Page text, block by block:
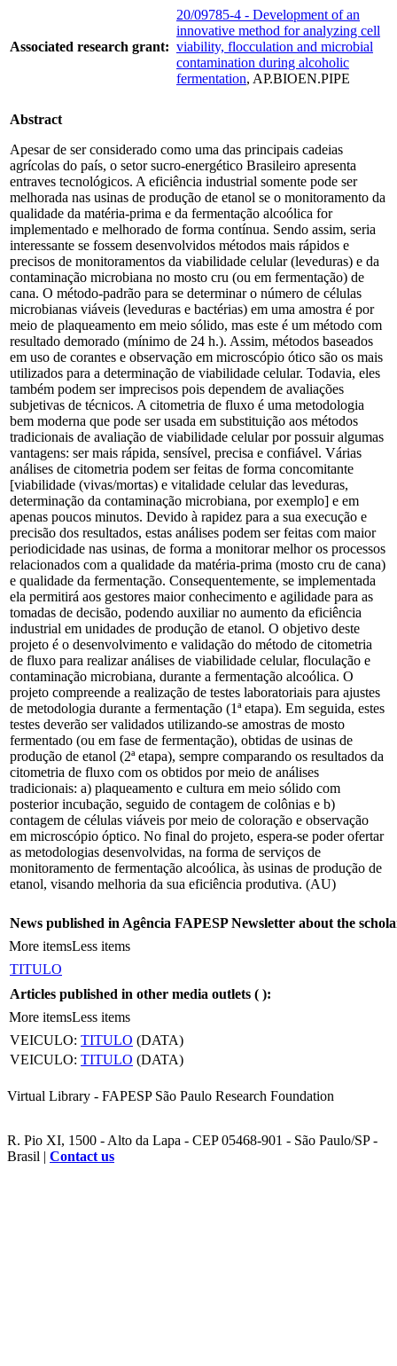
Associated research grant:
20/09785-4 - Development of an
innovative method for analyzing cell
viability, flocculation and microbial
contamination during alcoholic
fermentation, AP.BIOEN.PIPE
Abstract
Apesar de ser considerado como uma das principais cadeias
agrícolas do país, o setor sucro-energético Brasileiro apresenta
entraves tecnológicos. A eficiência industrial somente pode ser
melhorada nas usinas de produção de etanol se o monitoramento da
qualidade da matéria-prima e da fermentação alcoólica for
implementado e melhorado de forma contínua. Sendo assim, seria
interessante se fossem desenvolvidos métodos mais rápidos e
precisos de monitoramentos da viabilidade celular (leveduras) e da
contaminação microbiana no mosto cru (ou em fermentação) de
cana. O método-padrão para se determinar o número de células
microbianas viáveis (leveduras e bactérias) em uma amostra é por
meio de plaqueamento em meio sólido, mas este é um método com
resultado demorado (mínimo de 24 h.). Assim, métodos baseados
em uso de corantes e observação em microscópio ótico são os mais
utilizados para a determinação de viabilidade celular. Todavia, eles
também podem ser imprecisos pois dependem de avaliações
subjetivas de técnicos. A citometria de fluxo é uma metodologia
bem moderna que pode ser usada em substituição aos métodos
tradicionais de avaliação de viabilidade celular por possuir algumas
vantagens: ser mais rápida, sensível, precisa e confiável. Várias
análises de citometria podem ser feitas de forma concomitante
[viabilidade (vivas/mortas) e vitalidade celular das leveduras,
determinação da contaminação microbiana, por exemplo] e em
apenas poucos minutos. Devido à rapidez para a sua execução e
precisão dos resultados, estas análises podem ser feitas com maior
periodicidade nas usinas, de forma a monitorar melhor os processos
relacionados com a qualidade da matéria-prima (mosto cru de cana)
e qualidade da fermentação. Consequentemente, se implementada
ela permitirá aos gestores maior conhecimento e agilidade para as
tomadas de decisão, podendo auxiliar no aumento da eficiência
industrial em unidades de produção de etanol. O objetivo deste
projeto é o desenvolvimento e validação do método de citometria
de fluxo para realizar análises de viabilidade celular, floculação e
contaminação microbiana, durante a fermentação alcoólica. O
projeto compreende a realização de testes laboratoriais para ajustes
de metodologia durante a fermentação (1ª etapa). Em seguida, estes
testes deverão ser validados utilizando-se amostras de mosto
fermentado (ou em fase de fermentação), obtidas de usinas de
produção de etanol (2ª etapa), sempre comparando os resultados da
citometria de fluxo com os obtidos por meio de análises
tradicionais: a) plaqueamento e cultura em meio sólido com
posterior incubação, seguido de contagem de colônias e b)
contagem de células viáveis por meio de coloração e observação
em microscópio óptico. No final do projeto, espera-se poder ofertar
as metodologias desenvolvidas, na forma de serviços de
monitoramento de fermentação alcoólica, às usinas de produção de
etanol, visando melhoria da sua eficiência produtiva. (AU)
News published in Agência FAPESP Newsletter about the
More itemsLess items
TITULO
Articles published in other media outlets ( ):
More itemsLess items
VEICULO: TITULO (DATA)
VEICULO: TITULO (DATA)
Virtual Library - FAPESP São Paulo Research Foundation
R. Pio XI, 1500 - Alto da Lapa - CEP 05468-901 - São Paulo/SP -
Brasil | Contact us